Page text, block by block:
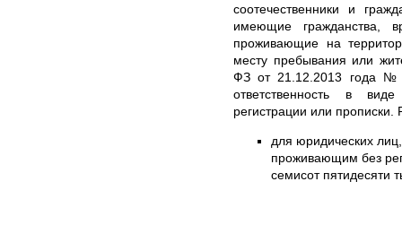
соотечественники и
имеющие гражданства,
проживающие на
месту пребывания или
ФЗ от 21.12.2013 года №
ответственность в
регистрации или
для юридических
проживающим без
семисот пятидесяти